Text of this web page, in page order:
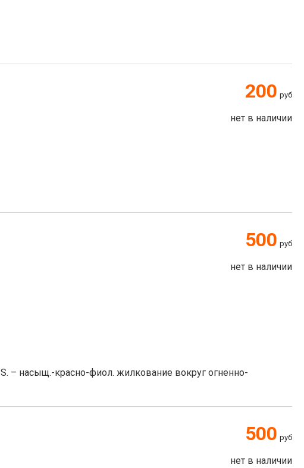
200 руб
нет в наличии
500 руб
нет в наличии
– насыщ.-красно-фиол. жилкование вокруг огненно-
500 руб
нет в наличии